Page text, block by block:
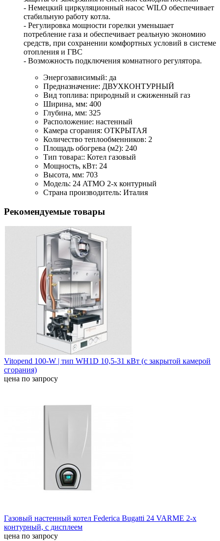
- Немецкий циркуляционный насос WILO обеспечивает
стабильную работу котла.
- Регулировка мощности горелки уменьшает
потребление газа и обеспечивает реальную экономию
средств, при сохранении комфортных условий в системе
отопления и ГВС
- Возможность подключения комнатного регулятора.
Энергозависимый: да
Предназначение: ДВУХКОНТУРНЫЙ
Вид топлива: природный и сжиженный газ
Ширина, мм: 400
Глубина, мм: 325
Расположение: настенный
Камера сгорания: ОТКРЫТАЯ
Количество теплообменников: 2
Площадь обогрева (м2): 240
Тип товара:: Котел газовый
Мощность, кВт: 24
Высота, мм: 703
Модель: 24 ATMO 2-х контурный
Страна производитель: Италия
Рекомендуемые товары
Vitopend 100-W | тип WH1D 10,5-31 кВт (с закрытой камерой
сгорания)
цена по запросу
Газовый настенный котел Federica Bugatti 24 VARME 2-х
контурный, с дисплеем
цена по запросу